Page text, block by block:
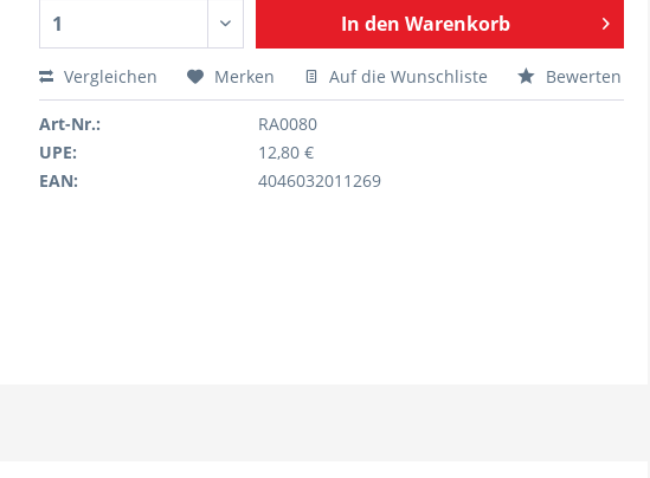
In den Warenkorb
Vergleichen Merken Auf die Wunschliste Bewerten
Art-Nr.:
RA0080
UPE:
12,80 €
EAN:
4046032011269